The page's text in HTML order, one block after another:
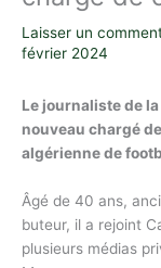
Laisser un
février 2024
Le journaliste de
nouveau chargé
algérienne de
Âgé de 40 ans,
buteur, il a rejoint
plusieurs médias